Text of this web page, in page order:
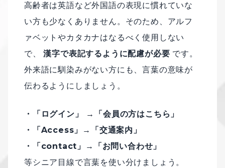
高齢者は英語など外国語の表現に慣れていな
い方も少なくありません。そのため、アルフ
ァベットやカタカナはなるべく使用しない
で、漢字で表記するように配慮が必要 です。
外来語に馴染みがない方にも、言葉の意味が
伝わるようにしましょう。
・「ログイン」 →「会員の方はこちら」
・「Access」→「交通案内」
・「contact」→「お問い合わせ」
等シニア目線で言葉を使い分けましょう。